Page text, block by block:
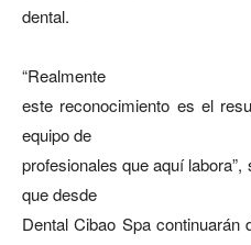
dental.
“Realmente
este reconocimiento es el
equipo de
profesionales que aquí
que desde
Dental Cibao Spa continuarán